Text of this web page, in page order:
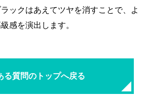
ックはあえてツヤを消すことで、よ
感を演出します。
る質問のトップへ戻る